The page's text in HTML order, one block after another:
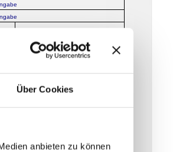
Über Cookies
anbieten zu können
gestrichen seit dem 17.07.2018